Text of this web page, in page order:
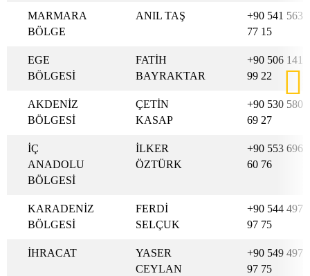
MARMARA
BÖLGE
ANIL TAŞ
+90 541 563
77 15
EGE
BÖLGESİ
FATİH
BAYRAKTAR
+90 506 141
99 22
AKDENİZ
BÖLGESİ
ÇETİN
KASAP
+90 530 580
69 27
İÇ
ANADOLU
BÖLGESİ
İLKER
ÖZTÜRK
+90 553 696
60 76
KARADENİZ
BÖLGESİ
FERDİ
SELÇUK
+90 544 497
97 75
İHRACAT
YASER
CEYLAN
+90 549 497
97 75